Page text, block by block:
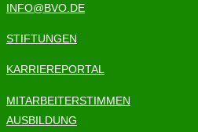
INFO@BVO.DE
STIFTUNGEN
KARRIEREPORTAL
MITARBEITERSTIMMEN
AUSBILDUNG